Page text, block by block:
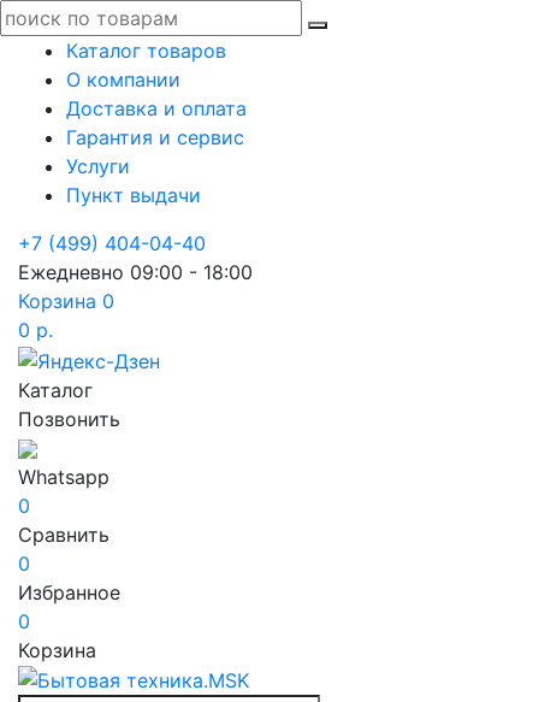
Каталог товаров
О компании
Доставка и оплата
Гарантия и сервис
Услуги
Пункт выдачи
+7 (499) 404-04-40
Ежедневно 09:00 - 18:00
Корзина 0
0 р.
Каталог
Позвонить
Whatsapp
0
Сравнить
0
Избранное
0
Корзина